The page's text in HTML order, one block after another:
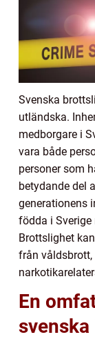
Svenska
utländska.
medborgare i
vara både
personer som
betydande del
generationens
födda i
Brottslighet
från våldsbrott,
En